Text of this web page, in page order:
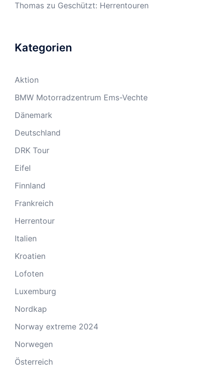
Thomas zu Geschützt: Herrentouren
Kategorien
Aktion
BMW Motorradzentrum Ems-Vechte
Dänemark
Deutschland
DRK Tour
Eifel
Finnland
Frankreich
Herrentour
Italien
Kroatien
Lofoten
Luxemburg
Nordkap
Norway extreme 2024
Norwegen
Österreich